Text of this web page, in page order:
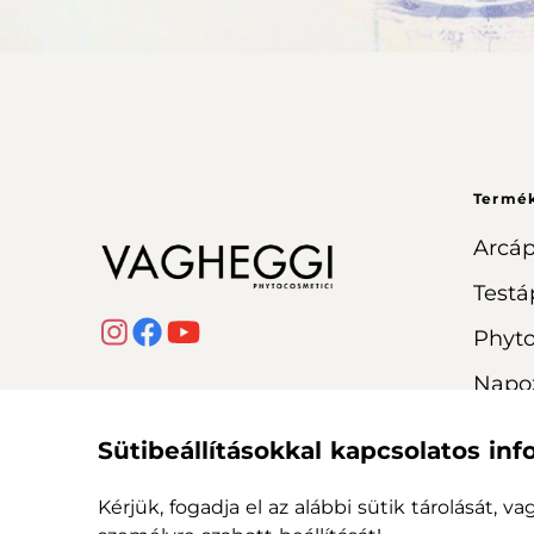
Sütibeállításokkal kapcsolatos
Kérjük, fogadja el az alábbi sütik tárolását,